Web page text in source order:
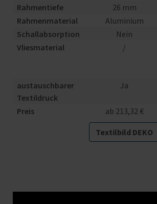
Rahmentiefe 26 mm
Rahmenmaterial
Aluminium
Schallabsorption
Nein
Vliesmaterial
/
austauschbarer
Textildruck
Ja
Preis ab 213,32 €
Textilbild DEKO